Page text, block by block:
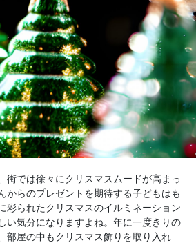
街では徐々にクリスマスムードが高まっ
からのプレゼントを期待する子どもはも
彩られたクリスマスのイルミネーション
い気分になりますよね。年に一度きりの
部屋の中もクリスマス飾りを取り入れ